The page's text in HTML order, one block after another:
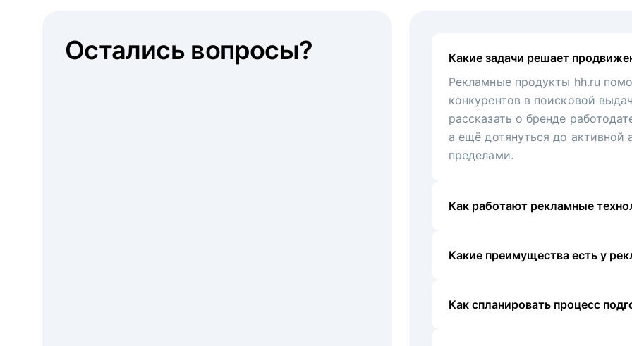
Какие задачи решает
Рекламные продукты hh.ru
конкурентов в поисковой
рассказать о бренде
а ещё дотянуться до активной
пределами.
Как работают рекламные
Какие преимущества есть у
Как спланировать процесс
Остались вопросы?